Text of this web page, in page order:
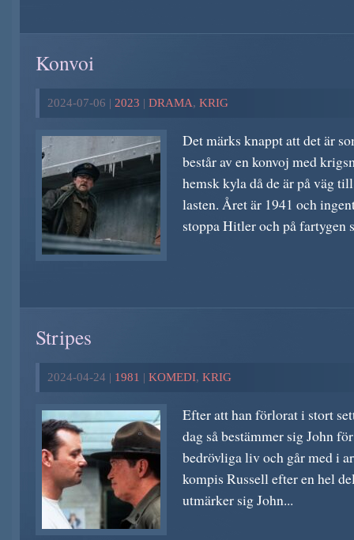
Konvoi
2024-07-06 | 2023 | DRAMA, KRIG
Det märks knappt att det är
består av en konvoj med
hemsk kyla då de är på väg
lasten. Året är 1941 och
stoppa Hitler och på fartygen
Stripes
2024-04-24 | 1981 | KOMEDI, KRIG
Efter att han förlorat i stort
dag så bestämmer sig John
bedrövliga liv och går med i
kompis Russell efter en hel
utmärker sig John...